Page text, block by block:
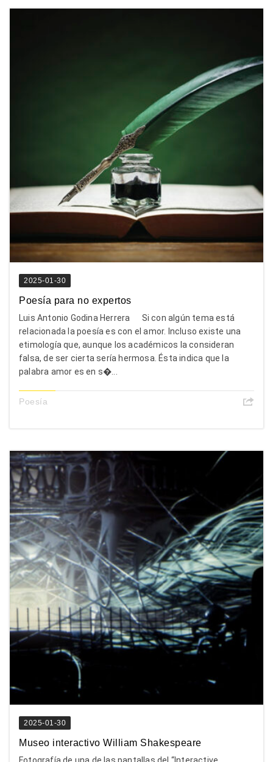
2025-01-30
Poesía para no expertos
Luis Antonio Godina Herrera Si con algún tema está
relacionada la poesía es con el amor. Incluso existe una
etimología que, aunque los académicos la consideran
falsa, de ser cierta sería hermosa. Ésta indica que la
palabra amor es en s�...
Poesía
2025-01-30
Museo interactivo William Shakespeare
Fotografía de una de las pantallas del “Interactive